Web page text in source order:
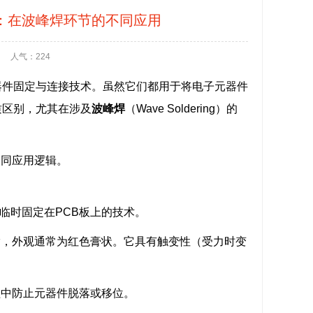
在波峰焊环节的不同应用
人气：224
固定与连接技术。虽然它们都用于将电子元器件
别，尤其在涉及波峰焊（Wave Soldering）的
应用逻辑。
时固定在PCB板上的技术。
外观通常为红色膏状。它具有触变性（受力时变
防止元器件脱落或移位。